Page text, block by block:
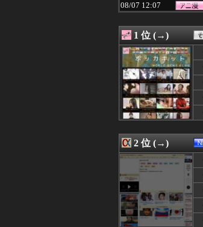
08/07 12:07
08/07 12:05
08/07 12:05
08/07 12:05
08/07 12:05
08/07 12:05
08/07 12:05
08/07 12:05
08/07 12:05
08/07 12:05
08/07 12:05
08/07 12:05
08/07 12:04
08/07 12:03
08/07 12:03
08/07 12:03
08/07 12:02
08/07 12:02
08/07 12:01
1 位 (→)
2 位 (→)